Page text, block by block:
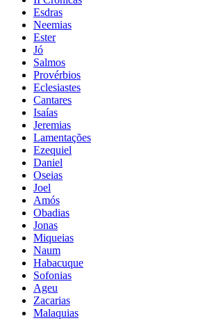
Esdras
Neemias
Ester
Jó
Salmos
Provérbios
Eclesiastes
Cantares
Isaías
Jeremias
Lamentações
Ezequiel
Daniel
Oseias
Joel
Amós
Obadias
Jonas
Miqueias
Naum
Habacuque
Sofonias
Ageu
Zacarias
Malaquias